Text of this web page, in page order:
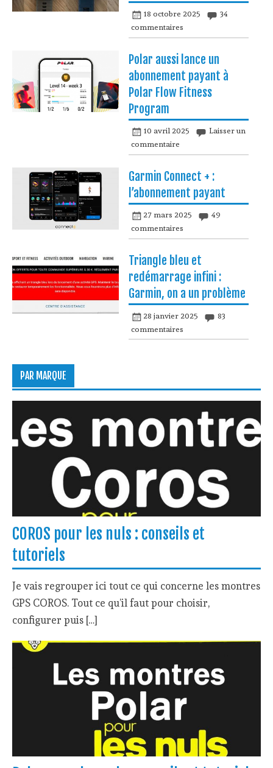
18 octobre 2025
34
commentaires
Polar aussi lance un
abonnement payant à
Polar Flow Fitness
Program
10 avril 2025
Laisser un
commentaire
Garmin Connect + :
l’abonnement payant
27 mars 2025
49
commentaires
Triangle bleu et
redémarrage infini :
Garmin, on a un problème
28 janvier 2025
83
commentaires
PAR MARQUE
COROS pour les nuls : conseils et
tutoriels
Je vais regrouper ici tout ce qui concerne les montres
GPS COROS. Tout ce qu’il faut pour choisir,
configurer puis […]